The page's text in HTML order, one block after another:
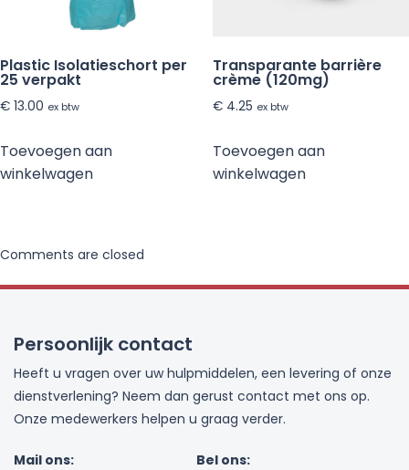
Plastic Isolatieschort per
25 verpakt
€ 13.00 ex btw
Toevoegen aan
winkelwagen
Transparante barrière
crème (120mg)
€4.25 ex btw
Toevoegen aan
winkelwagen
Comments are closed
Persoonlijk contact
Heeft u vragen over uw hulpmiddelen, een levering of onze
dienstverlening? Neem dan gerust contact met ons op.
Onze medewerkers helpen u graag verder.
Mail ons: Bel ons: